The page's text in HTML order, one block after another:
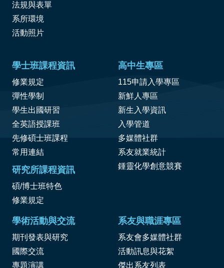
法規與表單
系所環境
活動照片
學士班課程資訊
修業規定
彈性學制
學生出國研習
全英語授課班
先修碩士班課程
常用連結
研究所課程資訊
碩/博士班特色
修業規定
高中生專區
115申請入學專區
新鮮人專區
新生入學資訊
入學管道
多媒體社群
系友就業統計
鍾靈化學創意競賽
學術活動與交流
期刊發表與研究
國際交流
專題演講
系友與職涯專區
系友會多媒體社群
活動訊息與花絮
傑出系友列表